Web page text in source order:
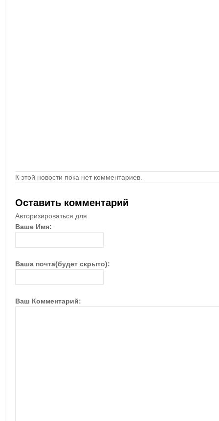
К этой новости пока нет комментариев.
Оставить комментарий
Авторизироваться для
Ваше Имя:
Ваша почта(будет скрыто):
Ваш Комментарий: